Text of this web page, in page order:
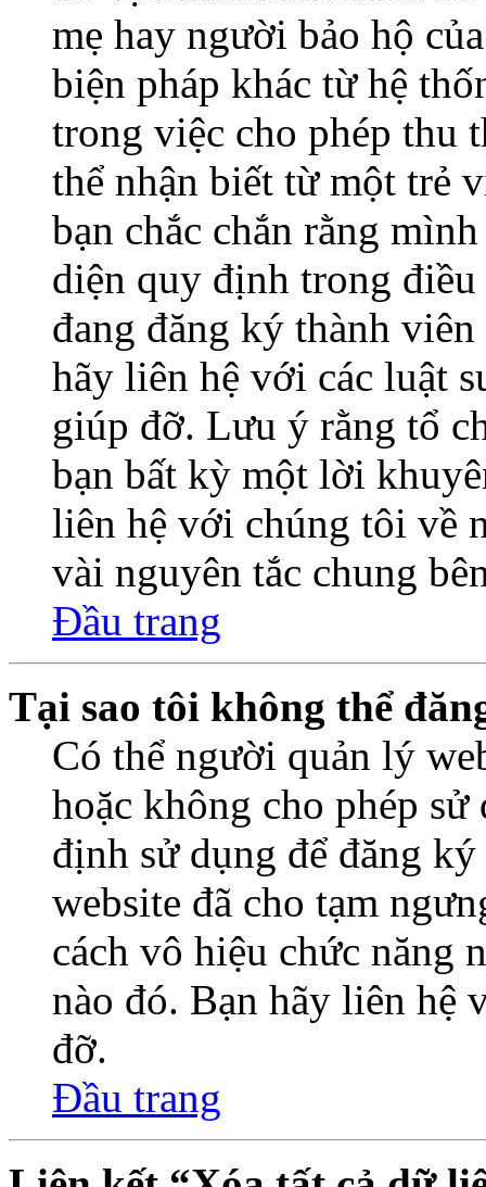
mẹ hay người bảo hộ
biện pháp khác từ hệ
trong việc cho phép thu
thể nhận biết từ một trẻ
bạn chắc chắn rằng
diện quy định trong điều
đang đăng ký thành
hãy liên hệ với các luật
giúp đỡ. Lưu ý rằng tổ
bạn bất kỳ một lời
liên hệ với chúng tôi về
vài nguyên tắc chung
Đầu trang
Tại sao tôi không thể
Có thể người quản lý
hoặc không cho phép
định sử dụng để đăng
website đã cho tạm
cách vô hiệu chức năng
nào đó. Bạn hãy liên hệ
đỡ.
Đầu trang